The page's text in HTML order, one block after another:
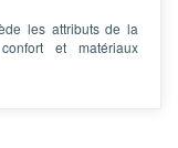
les attributs de la
et matériaux